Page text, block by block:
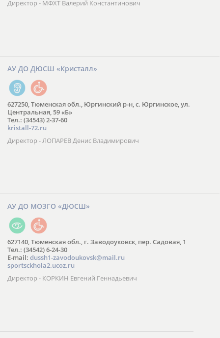
Директор - МФХТ Валерий Константинович
АУ ДО ДЮСШ «Кристалл»
627250, Тюменская обл., Юргинский р-н, с. Юргинское, ул.
Центральная, 59 «Б»
Тел.: (34543) 2-37-60
kristall-72.ru
Директор - ЛОПАРЕВ Денис Владимирович
АУ ДО МОЗГО «ДЮСШ»
627140, Тюменская обл., г. Заводоуковск, пер. Садовая, 1
Тел.: (34542) 6-24-30
​E-mail: dussh1-zavodoukovsk@mail.ru
sportsckhola2.ucoz.ru
Директор - КОРКИН Евгений Геннадьевич